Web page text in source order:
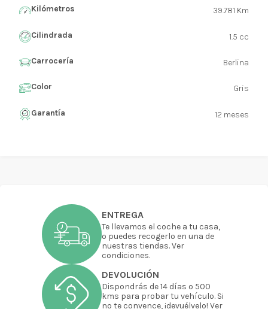
ENTREGA
Te llevamos el coche a tu casa,
o puedes recogerlo en una de
nuestras tiendas. Ver
condiciones.
DEVOLUCIÓN
Dispondrás de 14 días o 500
kms para probar tu vehículo. Si
no te convence, ¡devuélvelo! Ver
Kilómetros 39.781 Km
Cilindrada 1.5 cc
Carrocería Berlina
Color Gris
Garantía 12 meses